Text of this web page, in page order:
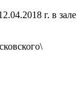
г. в зале